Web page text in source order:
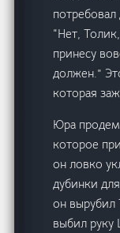
“Нет,
принесу
должен.”
которая
Юра
которое
он ловко
дубинки
он вырубил
выбил руку